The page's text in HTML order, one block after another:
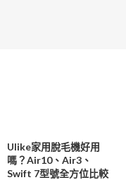
Ulike家用脫毛機好用
嗎？Air10、Air3、
Swift 7型號全方位比較